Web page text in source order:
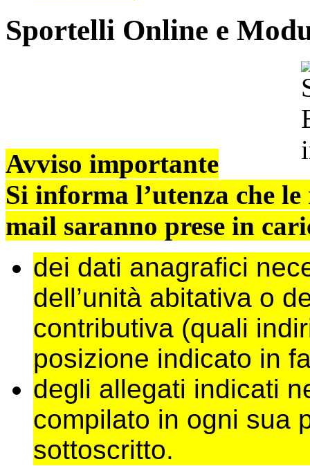
Sportelli Online e
Avviso importante
Si informa l’utenza che le
mail saranno prese in
dei dati anagrafici
dell’unità abitativa o
contributiva (quali
posizione indicato in
degli allegati indicati
compilato in ogni sua
sottoscritto.